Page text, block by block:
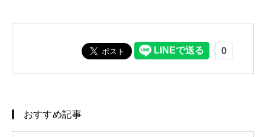
おすすめ記事